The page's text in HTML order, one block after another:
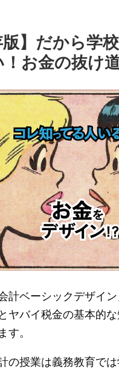
版】だから学
お金の抜け道
計ベーシックデザイン
ヤバイ税金の基本的
す。
の授業は義務教育で